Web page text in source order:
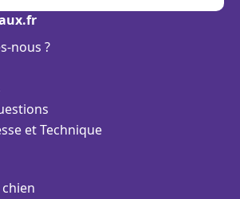
nous ?
et Technique